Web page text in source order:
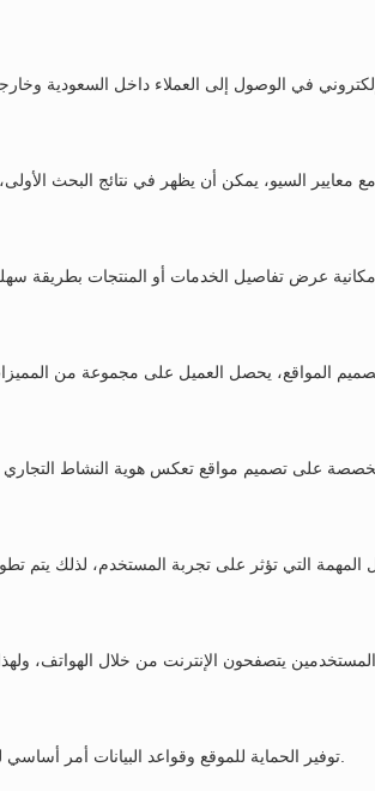
توفير الحماية للموقع وقواعد البيانات أمر أساسي للحفاظ على بيانات العملاء ومنع الاختراقات الإلكترونية.